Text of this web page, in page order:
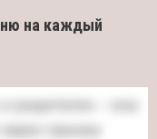
на каждый